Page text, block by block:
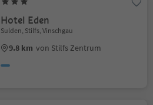
Hotel Eden
Sulden, Stilfs, Vinschgau
9.8 km von Stilfs Zentrum